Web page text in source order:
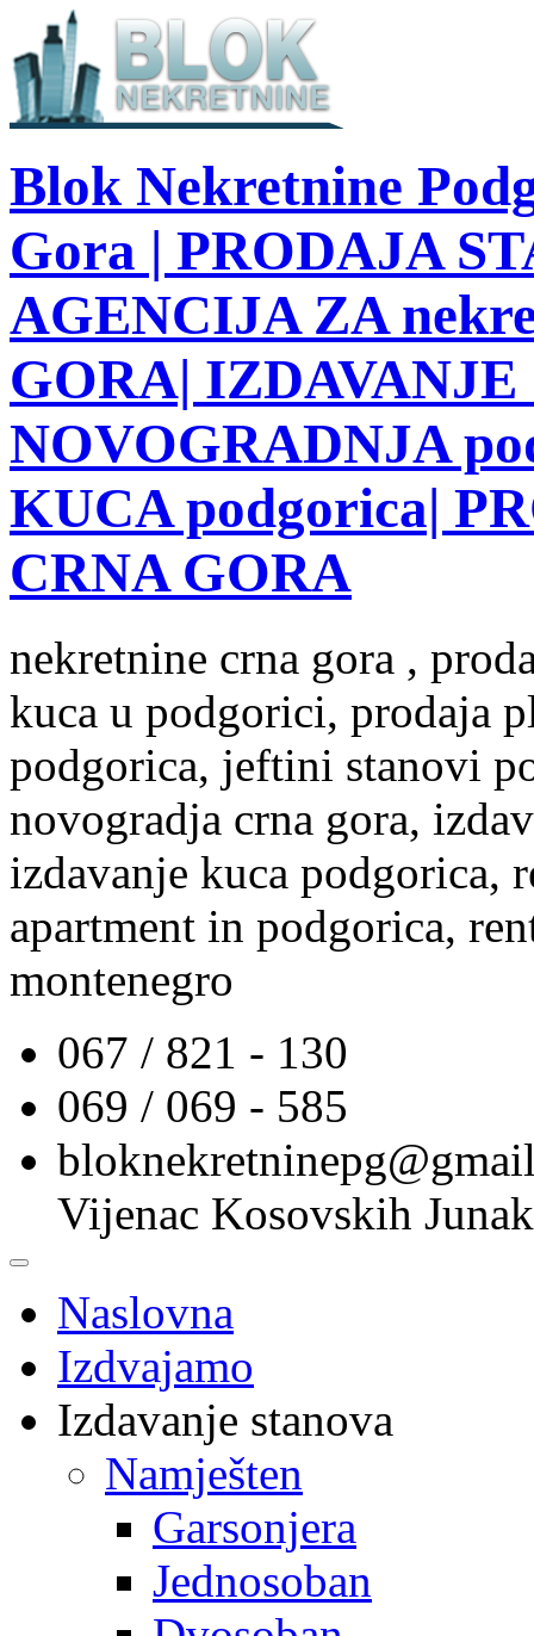
Blok Nekretnine
Gora | PRODAJA
AGENCIJA ZA
GORA| IZDAVANJE
NOVOGRADNJA
KUCA podgorica|
CRNA GORA
nekretnine crna gora ,
kuca u podgorici, prodaja
podgorica, jeftini stanovi
novogradja crna gora,
izdavanje kuca podgorica,
apartment in podgorica,
montenegro
067 / 821 - 130
069 / 069 - 585
Vijenac Kosovskih
Naslovna
Izdvajamo
Izdavanje stanova
Namješten
Garsonjera
Jednosoban